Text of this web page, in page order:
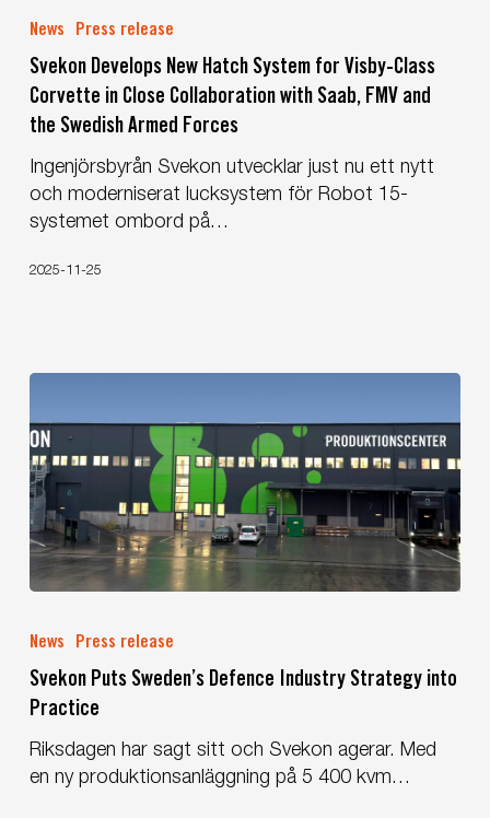
Develops
Hatch
System
for
Visby-
Class
Corvette
in
Close
FMV
the
Swedish
Armed
Forces
News Press release
Svekon Develops New Hatch System for Visby-Class
Corvette in Close Collaboration with Saab, FMV and
the Swedish Armed Forces
Ingenjörsbyrån Svekon utvecklar just nu ett nytt
och moderniserat lucksystem för Robot 15-
systemet ombord på…
2025-11-25
Puts
Defence
Industry
Strategy
into
News Press release
Svekon Puts Sweden’s Defence Industry Strategy into
Practice
Riksdagen har sagt sitt och Svekon agerar. Med
en ny produktionsanläggning på 5 400 kvm…